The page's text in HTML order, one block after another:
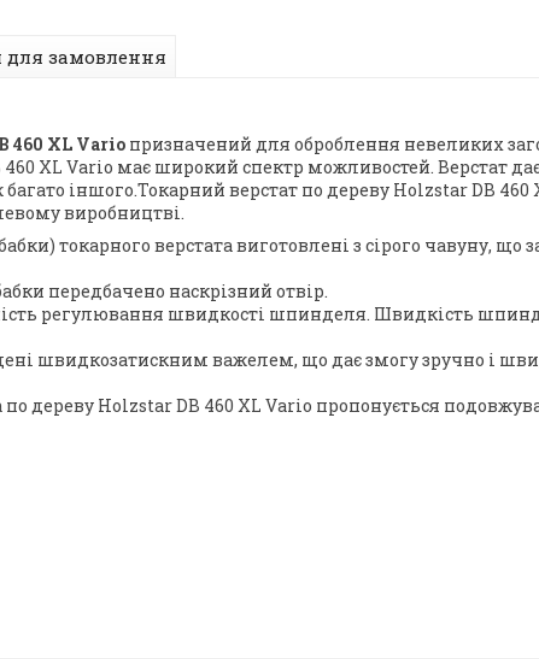
для замовлення
460 XL Vario призначений для оброблення невеликих
XL Vario має широкий спектр можливостей. Верстат
іншого.Токарний верстат по дереву Holzstar DB
виробництві.
токарного верстата виготовлені з сірого чавуну, що
передбачено наскрізний отвір.
регулювання швидкості шпинделя. Швидкість
швидкозатискним важелем, що дає змогу зручно і
дереву Holzstar DB 460 XL Vario пропонується